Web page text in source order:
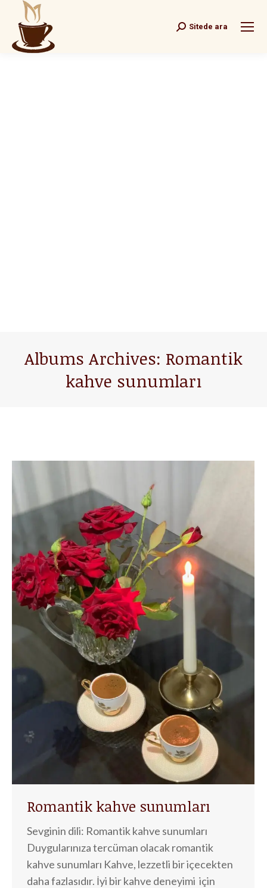
Search:
Sitede ara
Albums Archives: Romantik
kahve sunumları
Romantik kahve sunumları
Sevginin dili: Romantik kahve sunumları
Duygularınıza tercüman olacak romantik
kahve sunumları Kahve, lezzetli bir içecekten
daha fazlasıdır. İyi bir kahve deneyimi için